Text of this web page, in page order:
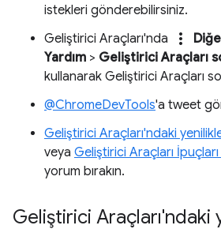
istekleri gönderebilirsiniz.
Geliştirici Araçları'nda
more_vert
Yardım > Geliştirici Araçları
kullanarak Geliştirici Araçları
@ChromeDevTools'a tweet
Geliştirici Araçları'ndaki
veya Geliştirici Araçları
yorum bırakın.
Geliştirici Araçları'ndaki